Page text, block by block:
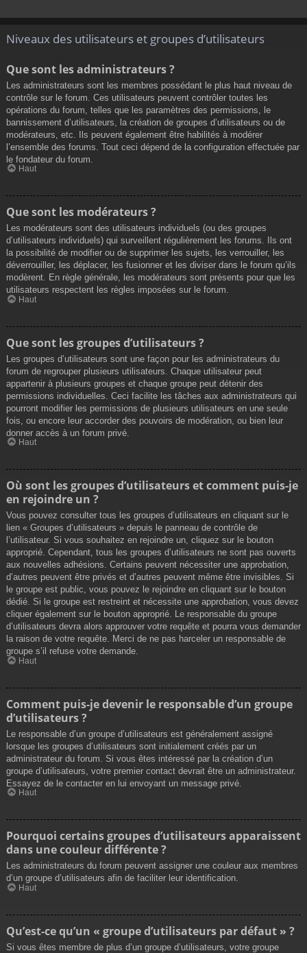
Niveaux des utilisateurs et groupes d’utilisateurs
Que sont les administrateurs ?
Les administrateurs sont les membres possédant le plus haut niveau de
contrôle sur le forum. Ces utilisateurs peuvent contrôler toutes les
opérations du forum, telles que les paramètres des permissions, le
bannissement d’utilisateurs, la création de groupes d’utilisateurs ou de
modérateurs, etc. Ils peuvent également être habilités à modérer
l’ensemble des forums. Tout ceci dépend de la configuration effectuée par
le fondateur du forum.
Haut
Que sont les modérateurs ?
Les modérateurs sont des utilisateurs individuels (ou des groupes
d’utilisateurs individuels) qui surveillent régulièrement les forums. Ils ont
la possibilité de modifier ou de supprimer les sujets, les verrouiller, les
déverrouiller, les déplacer, les fusionner et les diviser dans le forum qu’ils
modèrent. En règle générale, les modérateurs sont présents pour que les
utilisateurs respectent les règles imposées sur le forum.
Haut
Que sont les groupes d’utilisateurs ?
Les groupes d’utilisateurs sont une façon pour les administrateurs du
forum de regrouper plusieurs utilisateurs. Chaque utilisateur peut
appartenir à plusieurs groupes et chaque groupe peut détenir des
permissions individuelles. Ceci facilite les tâches aux administrateurs qui
pourront modifier les permissions de plusieurs utilisateurs en une seule
fois, ou encore leur accorder des pouvoirs de modération, ou bien leur
donner accès à un forum privé.
Haut
Où sont les groupes d’utilisateurs et comment puis-je
en rejoindre un ?
Vous pouvez consulter tous les groupes d’utilisateurs en cliquant sur le
lien « Groupes d’utilisateurs » depuis le panneau de contrôle de
l’utilisateur. Si vous souhaitez en rejoindre un, cliquez sur le bouton
approprié. Cependant, tous les groupes d’utilisateurs ne sont pas ouverts
aux nouvelles adhésions. Certains peuvent nécessiter une approbation,
d’autres peuvent être privés et d’autres peuvent même être invisibles. Si
le groupe est public, vous pouvez le rejoindre en cliquant sur le bouton
dédié. Si le groupe est restreint et nécessite une approbation, vous devez
cliquer également sur le bouton approprié. Le responsable du groupe
d’utilisateurs devra alors approuver votre requête et pourra vous demander
la raison de votre requête. Merci de ne pas harceler un responsable de
groupe s’il refuse votre demande.
Haut
Comment puis-je devenir le responsable d’un groupe
d’utilisateurs ?
Le responsable d’un groupe d’utilisateurs est généralement assigné
lorsque les groupes d’utilisateurs sont initialement créés par un
administrateur du forum. Si vous êtes intéressé par la création d’un
groupe d’utilisateurs, votre premier contact devrait être un administrateur.
Essayez de le contacter en lui envoyant un message privé.
Haut
Pourquoi certains groupes d’utilisateurs apparaissent
dans une couleur différente ?
Les administrateurs du forum peuvent assigner une couleur aux membres
d’un groupe d’utilisateurs afin de faciliter leur identification.
Haut
Qu’est-ce qu’un « groupe d’utilisateurs par défaut » ?
Si vous êtes membre de plus d’un groupe d’utilisateurs, votre groupe